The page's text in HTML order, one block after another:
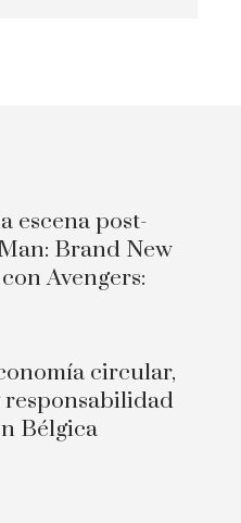
escena post-
Brand New
Avengers:
circular,
Bélgica